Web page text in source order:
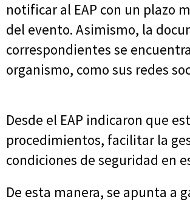
notificar al EAP con un plazo
del evento. Asimismo, la
correspondientes se
organismo, como sus redes
Desde el EAP indicaron que
procedimientos, facilitar la
condiciones de seguridad en
De esta manera, se apunta a